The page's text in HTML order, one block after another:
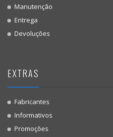
Manutenção
Entrega
Devoluções
EXTRAS
Fabricantes
Informativos
Promoções